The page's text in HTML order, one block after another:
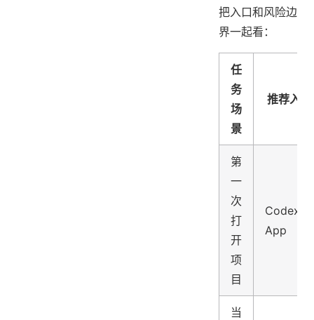
把入口和风险边
界一起看：
任
务
场
景
推荐入口
第
一
次
打
开
项
目
Codex
App
当